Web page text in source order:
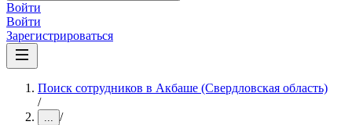
Войти
Войти
Зарегистрироваться
Поиск сотрудников в Акбаше (Свердловская область)
/
... /